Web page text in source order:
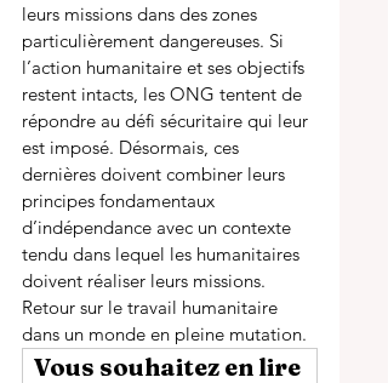
leurs missions dans des zones
particulièrement dangereuses. Si
l’action humanitaire et ses objectifs
restent intacts, les ONG tentent de
répondre au défi sécuritaire qui leur
est imposé. Désormais, ces
dernières doivent combiner leurs
principes fondamentaux
d’indépendance avec un contexte
tendu dans lequel les humanitaires
doivent réaliser leurs missions.
Retour sur le travail humanitaire
dans un monde en pleine mutation.
Vous souhaitez en lire